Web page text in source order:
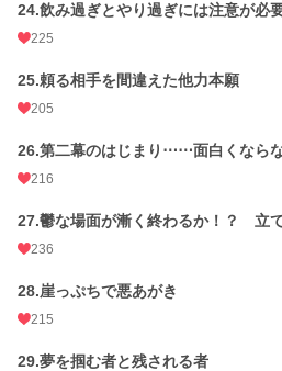
24.飲み過ぎとやり過ぎには注意が必
225
25.頼る相手を間違えた他力本願
205
26.第二幕のはじまり⋯⋯面白くなら
216
27.鬱な場面が漸く終わるか！？ 立
236
28.崖っぷちで悪あがき
215
29.夢を掴む者と残される者